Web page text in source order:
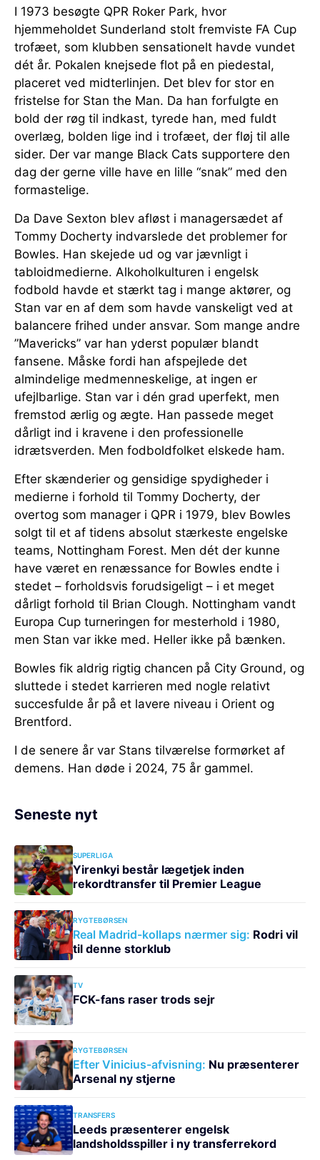
I 1973 besøgte QPR Roker Park, hvor
hjemmeholdet Sunderland stolt fremviste FA Cup
trofæet, som klubben sensationelt havde vundet
dét år. Pokalen knejsede flot på en piedestal,
placeret ved midterlinjen. Det blev for stor en
fristelse for Stan the Man. Da han forfulgte en
bold der røg til indkast, tyrede han, med fuldt
overlæg, bolden lige ind i trofæet, der fløj til alle
sider. Der var mange Black Cats supportere den
dag der gerne ville have en lille “snak” med den
formastelige.
Da Dave Sexton blev afløst i managersædet af
Tommy Docherty indvarslede det problemer for
Bowles. Han skejede ud og var jævnligt i
tabloidmedierne. Alkoholkulturen i engelsk
fodbold havde et stærkt tag i mange aktører, og
Stan var en af dem som havde vanskeligt ved at
balancere frihed under ansvar. Som mange andre
”Mavericks” var han yderst populær blandt
fansene. Måske fordi han afspejlede det
almindelige medmenneskelige, at ingen er
ufejlbarlige. Stan var i dén grad uperfekt, men
fremstod ærlig og ægte. Han passede meget
dårligt ind i kravene i den professionelle
idrætsverden. Men fodboldfolket elskede ham.
Efter skænderier og gensidige spydigheder i
medierne i forhold til Tommy Docherty, der
overtog som manager i QPR i 1979, blev Bowles
solgt til et af tidens absolut stærkeste engelske
teams, Nottingham Forest. Men dét der kunne
have været en renæssance for Bowles endte i
stedet – forholdsvis forudsigeligt – i et meget
dårligt forhold til Brian Clough. Nottingham vandt
Europa Cup turneringen for mesterhold i 1980,
men Stan var ikke med. Heller ikke på bænken.
Bowles fik aldrig rigtig chancen på City Ground, og
sluttede i stedet karrieren med nogle relativt
succesfulde år på et lavere niveau i Orient og
Brentford.
I de senere år var Stans tilværelse formørket af
demens. Han døde i 2024, 75 år gammel.
Seneste nyt
SUPERLIGA
Yirenkyi består lægetjek inden
rekordtransfer til Premier League
RYGTEBØRSEN
Real Madrid-kollaps nærmer sig: Rodri vil
til denne storklub
TV
FCK-fans raser trods sejr
RYGTEBØRSEN
Efter Vinicius-afvisning: Nu præsenterer
Arsenal ny stjerne
TRANSFERS
Leeds præsenterer engelsk
landsholdsspiller i ny transferrekord